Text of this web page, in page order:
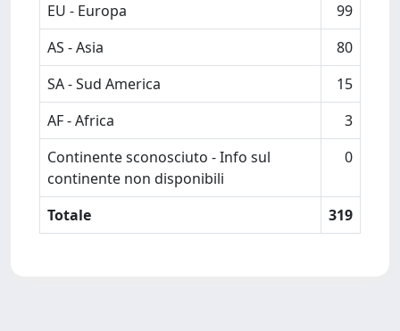
EU - Europa
99
AS - Asia
80
SA - Sud America
15
AF - Africa
3
Continente sconosciuto - Info sul
continente non disponibili
0
Totale 319